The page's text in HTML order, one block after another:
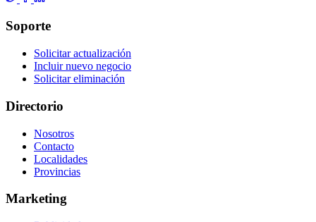
Soporte
Solicitar actualización
Incluir nuevo negocio
Solicitar eliminación
Directorio
Nosotros
Contacto
Localidades
Provincias
Marketing